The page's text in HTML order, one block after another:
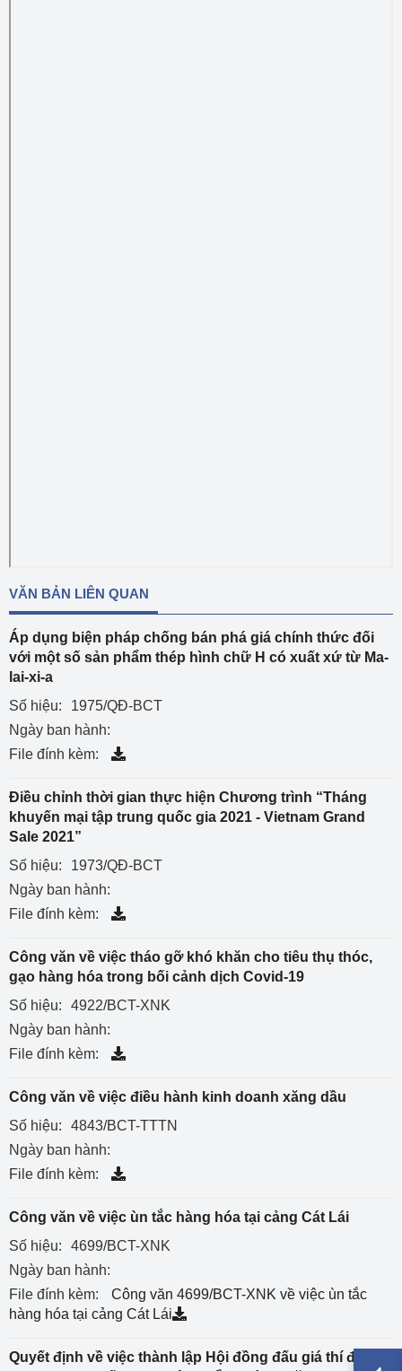
VĂN BẢN LIÊN QUAN
Áp dụng biện pháp chống bán phá giá chính thức đối
với một số sản phẩm thép hình chữ H có xuất xứ từ Ma-
lai-xi-a
Số hiệu:
1975/QĐ-BCT
Ngày ban hành:
File đính kèm:
Điều chỉnh thời gian thực hiện Chương trình “Tháng
khuyến mại tập trung quốc gia 2021 - Vietnam Grand
Sale 2021”
Số hiệu:
1973/QĐ-BCT
Ngày ban hành:
File đính kèm:
Công văn về việc tháo gỡ khó khăn cho tiêu thụ thóc,
gạo hàng hóa trong bối cảnh dịch Covid-19
Số hiệu:
4922/BCT-XNK
Ngày ban hành:
File đính kèm:
Công văn về việc điều hành kinh doanh xăng dầu
Số hiệu:
4843/BCT-TTTN
Ngày ban hành:
File đính kèm:
Công văn về việc ùn tắc hàng hóa tại cảng Cát Lái
Số hiệu:
4699/BCT-XNK
Ngày ban hành:
File đính kèm:
Công văn 4699/BCT-XNK về việc ùn tắc
hàng hóa tại cảng Cát Lái
Quyết định về việc thành lập Hội đồng đấu giá thí điểm